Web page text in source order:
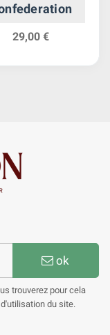
29,00 €
ok
trouverez pour cela
du site.